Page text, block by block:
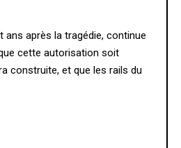
ans après la tragédie, continue
cette autorisation soit
construite, et que les rails du